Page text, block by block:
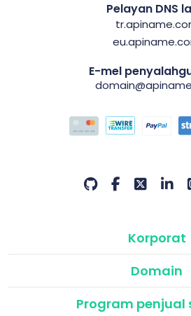
Pelayan DNS
E-mel
Korporat
Domain
Program penjual